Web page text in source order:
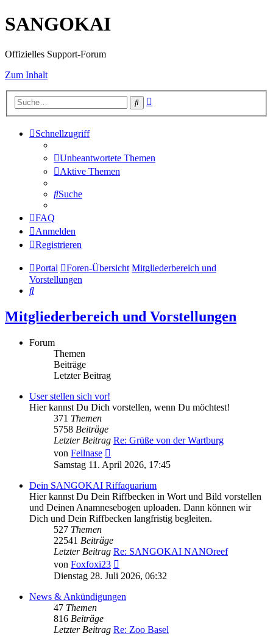
SANGOKAI
Offizielles Support-Forum
Zum Inhalt
Suche
Schnellzugriff
Unbeantwortete Themen
Aktive Themen
Suche
FAQ
Anmelden
Registrieren
Portal Foren-Übersicht Mitgliederbereich und
Vorstellungen
Suche
Mitgliederbereich und Vorstellungen
Forum
Themen
Beiträge
Letzter Beitrag
User stellen sich vor!
Hier kannst Du Dich vorstellen, wenn Du möchtest!
371 Themen
5758 Beiträge
Letzter Beitrag Re: Grüße von der Wartburg
von Fellnase
Beitrag
Samstag 11. April 2026, 17:45
Dein SANGOKAI Riffaquarium
Hier kannst Du Dein Riffbecken in Wort und Bild vorstellen
und Deinen Anamnesebogen uploaden. Dann können wir
Dich und Dein Riffbecken langfristig begleiten.
527 Themen
22541 Beiträge
Letzter Beitrag Re: SANGOKAI NANOreef
von Foxfoxi23
Beitrag
Dienstag 28. Juli 2026, 06:32
News & Ankündigungen
47 Themen
816 Beiträge
Letzter Beitrag Re: Zoo Basel